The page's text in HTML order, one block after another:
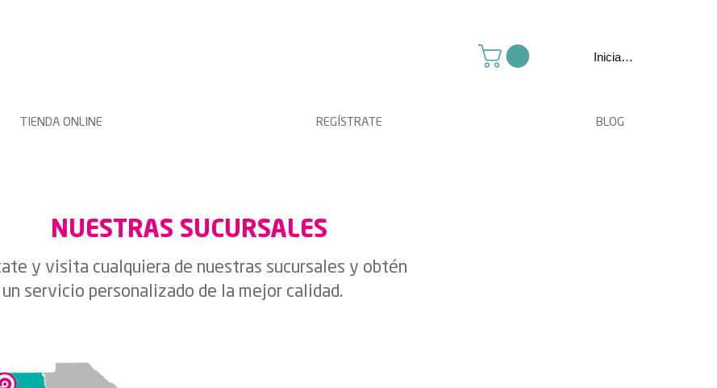
Iniciar sesión
TIENDA ONLINE REGÍSTRATE BLOG
NUESTRAS SUCURSALES
y visita cualquiera de nuestras sucursales y obtén
un servicio personalizado de la mejor calidad.